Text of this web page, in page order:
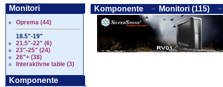
Monitori
Oprema (44)
18.5"-19"
21.5"-22" (6)
23"-25" (24)
26"+ (38)
Interaktivne table (3)
Komponente
Komponente Monitori (115)